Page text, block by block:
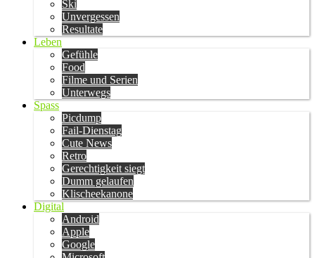
Ski
Unvergessen
Resultate
Leben
Gefühle
Food
Filme und Serien
Unterwegs
Spass
Picdump
Fail-Dienstag
Cute News
Retro
Gerechtigkeit siegt
Dumm gelaufen
Klischeekanone
Digital
Android
Apple
Google